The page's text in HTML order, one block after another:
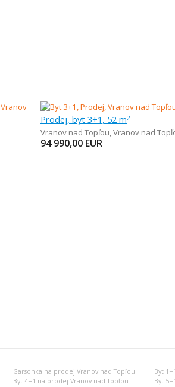
Prodej, byt 3+1, 52 m2
Vranov nad Topľou,Vranov nad
94 990,00 EUR
Garsonka na prodej Vranov nad Topľou Byt
Byt 4+1 na prodej Vranov nad Topľou